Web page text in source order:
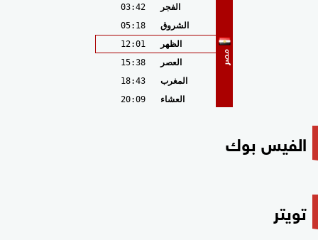
مصر
الفجر
03:42
الشروق
05:18
الظهر
12:01
العصر
15:38
المغرب
18:43
العشاء
20:09
الفيس بوك
تويتر